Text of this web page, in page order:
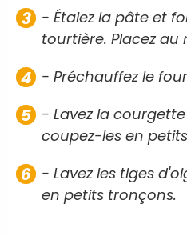
- Étalez la pâte et
tourtière. Placez au
- Préchauffez le four
- Lavez la
coupez-les en
- Lavez les tiges
en petits tronçons.